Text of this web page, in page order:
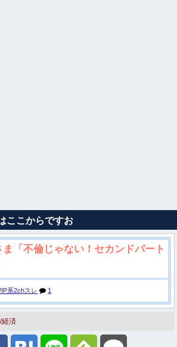
ここからですお
ま「不倫じゃない！セカンドパート
系2chスレ 1
経済